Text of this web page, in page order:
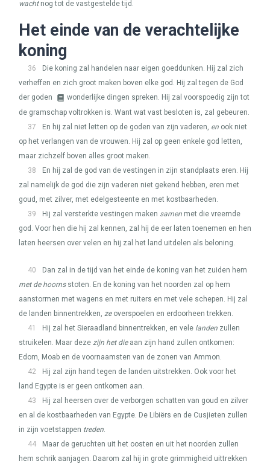
wachtnog tot de vastgestelde tijd.
Het einde van de verachtelijke
koning
36
Die koning zal handelen naar eigen goeddunken. Hij zal zich
verheffen en zich groot maken boven elke god. Hij zal tegen de God
der goden
wonderlijke dingen spreken. Hij zal voorspoedig zijn tot
de gramschap voltrokken is. Want wat vast besloten is, zal gebeuren.
37
En hij zal niet letten op de goden van zijn vaderen, en ook niet
op het verlangen van de vrouwen. Hij zal op geen enkele god letten,
maar zichzelf boven alles groot maken.
38
En hij zal de god van de vestingen in zijn standplaats eren. Hij
zal namelijk de god die zijn vaderen niet gekend hebben, eren met
goud, met zilver, met edelgesteente en met kostbaarheden.
39
Hij zal versterkte vestingen maken samen met die vreemde
god. Voor hen die hij zal kennen, zal hij de eer laten toenemen en hen
laten heersen over velen en hij zal het land uitdelen als beloning.
40
Dan zal in de tijd van het einde de koning van het zuiden hem
met de hoornsstoten. En de koning van het noorden zal op hem
aanstormen met wagens en met ruiters en met vele schepen. Hij zal
de landen binnentrekken, zeoverspoelen en erdoorheen trekken.
41
Hij zal het Sieraadland binnentrekken, en vele landen zullen
struikelen. Maar deze zijn het dieaan zijn hand zullen ontkomen:
Edom, Moab en de voornaamsten van de zonen van Ammon.
42
Hij zal zijn hand tegen de landen uitstrekken. Ook voor het
land Egypte is er geen ontkomen aan.
43
Hij zal heersen over de verborgen schatten van goud en zilver
en al de kostbaarheden van Egypte. De Libiërs en de Cusjieten zullen
in zijn voetstappen treden.
44
Maar de geruchten uit het oosten en uit het noorden zullen
hem schrik aanjagen. Daarom zal hij in grote grimmigheid uittrekken